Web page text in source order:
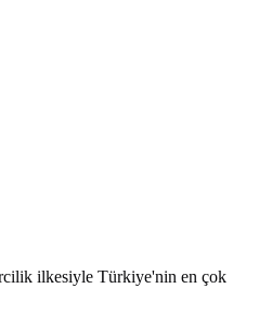
ilkesiyle Türkiye'nin en çok